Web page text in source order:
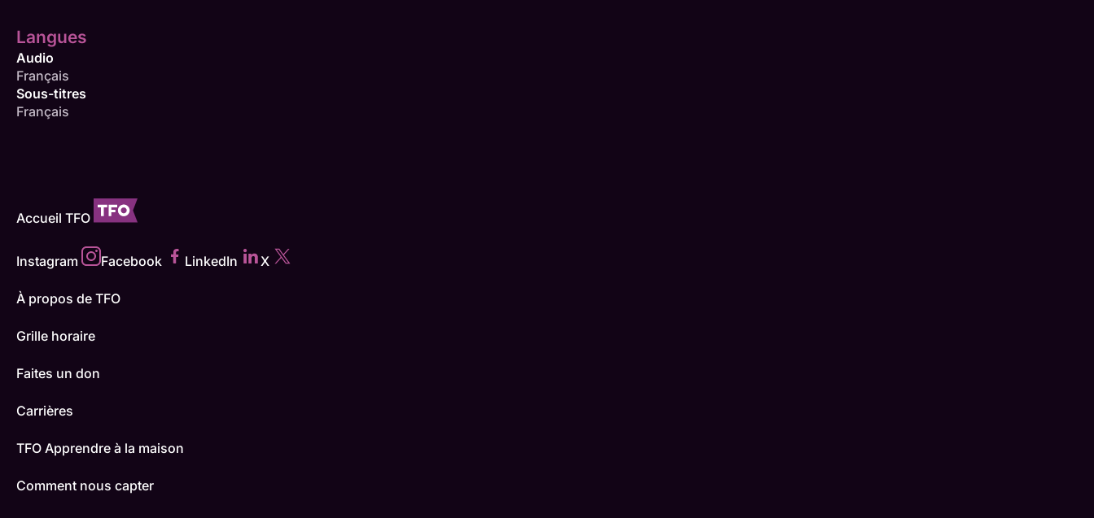
Langues
Audio
Français
Sous-titres
Français
Accueil TFO
Instagram Facebook LinkedIn X
À propos de TFO
Grille horaire
Faites un don
Carrières
TFO Apprendre à la maison
Comment nous capter